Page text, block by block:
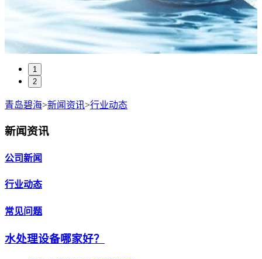
1
2
青岛碧海>新闻资讯>行业动态
新闻资讯
公司新闻
行业动态
常见问题
水处理设备哪家好？